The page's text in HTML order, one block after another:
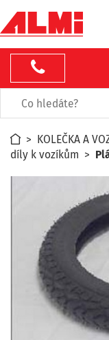
> KOLEČKA A
díly k vozíkům >